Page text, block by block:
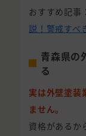
おすすめ記事
説！警戒すべ
青森県の
る
実は外壁塗装
ません。
資格があるか